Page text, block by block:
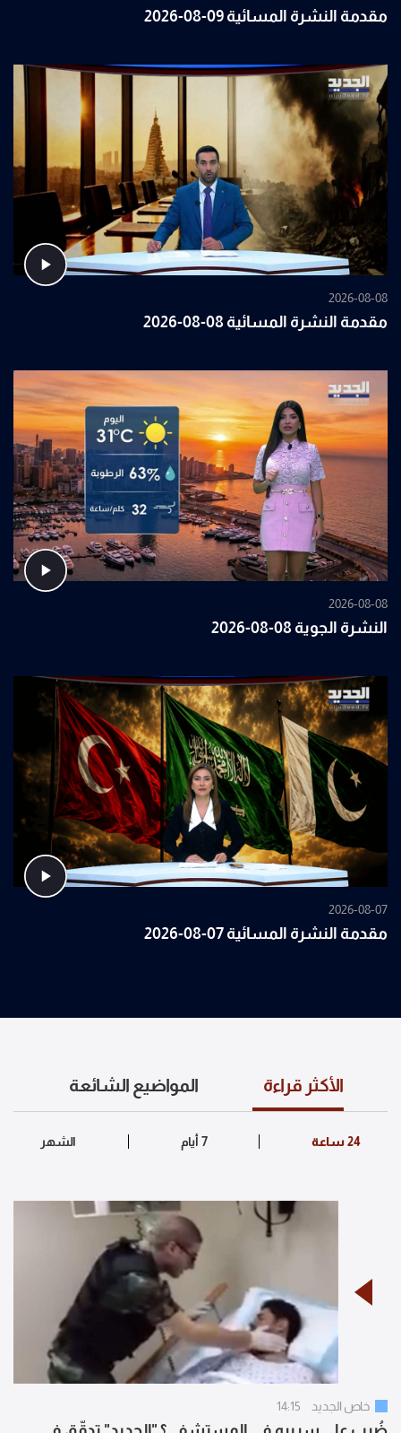
مقدمة النشرة المسائية 09-08-2026
2026-08-08
مقدمة النشرة المسائية 08-08-2026
2026-08-08
النشرة الجوية 08-08-2026
2026-08-07
مقدمة النشرة المسائية 07-08-2026
الأكثر قراءة المواضيع الشائعة
خاص الجديد 14:15